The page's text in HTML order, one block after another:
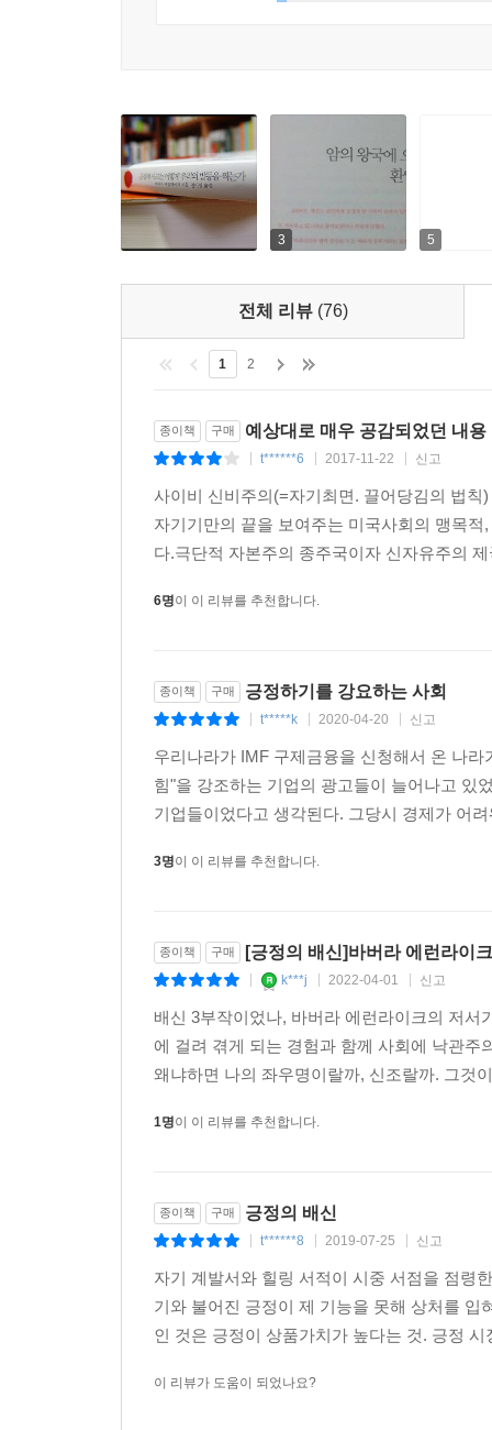
최고의 논픽션 작가가 내놓은 명쾌하고 유쾌하고
저자 바버라 에런라이크는 '긍정적으로 생각하고,
외면하고 저마다 자신의 쳇바퀴에만 열중하게 만
유방암 경험에서 시작해 시중에 넘쳐나는 자기
세계를 재난에 빠뜨린 서브프라임 모기지 사태까
시종 유쾌하고 재치 있다.
에런라이크는 이 책에서 미소와 웃음, 포옹, 행
필요하다고 주장한다. "좋은 일자리와 의료 서비
내가 그리는 유토피아다. 기본적인 물질적 욕구
세계에 놓여 있는 무시무시한 장애물과 싸우기 위
3 5
전체 리뷰 (76)
1 2
종이책 구매 예상대로 매우 공감되었던 내용
t******6 2017-11-22 신고
사이비 신비주의(=자기최면. 끌어당김의 법
자기기만의 끝을 보여주는 미국사회의 맹목
다.극단적 자본주의 종주국이자 신자유주의
6명이 이 리뷰를 추천합니다.
종이책 구매 긍정하기를 강요하는 사회
t*****k 2020-04-20 신고
우리나라가 IMF 구제금융을 신청해서 온 나
힘"을 강조하는 기업의 광고들이 늘어나고 있
기업들이었다고 생각된다. 그당시 경제가 어
3명이 이 리뷰를 추천합니다.
종이책 구매 [긍정의 배신]바버라 에런라이크
k***j 2022-04-01 신고
배신 3부작이었나, 바버라 에런라이크의 저
에 걸려 겪게 되는 경험과 함께 사회에 낙관
왜냐하면 나의 좌우명이랄까, 신조랄까. 그것
1명이 이 리뷰를 추천합니다.
종이책 구매 긍정의 배신
t******8 2019-07-25 신고
자기 계발서와 힐링 서적이 시중 서점을 점령
기와 불어진 긍정이 제 기능을 못해 상처를
인 것은 긍정이 상품가치가 높다는 것. 긍정
이 리뷰가 도움이 되었나요?